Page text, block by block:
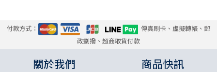
付款方式：
傳真刷卡、虛擬轉帳、郵
政劃撥、超商取貨付款
關於我們 商品快訊